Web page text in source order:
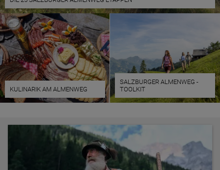
KULINARIK AM ALMENWEG
SALZBURGER ALMENWEG -
TOOLKIT